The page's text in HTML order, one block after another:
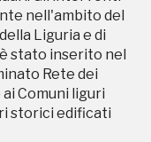
nell'ambito del
Liguria e di
stato inserito nel
Rete dei
Comuni liguri
storici edificati